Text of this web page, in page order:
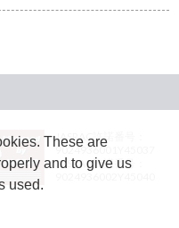
JASRAC許諾番号：
9024936001Y45037
JASRAC許諾番号：
These are
and to give us
used.